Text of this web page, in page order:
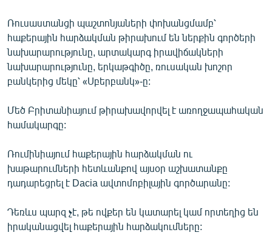
ՁԳՏԵԼՈՎ ԼԱՎԱԳՈՒՅՆԻՆ
ՓՈԴՔԱՍԹ
Հայերեն
English
Русский
ՀԵՏԵՎԵՔ ՄԵԶ
Ռուսաստանցի պաշտոնյաների փոխանցմամբ՝
հաքերային հարձակման թիրախում են ներքին գործերի
նախարարությունը, արտակարգ իրավիճակների
նախարարությունը, երկաթգիծը, ռուսական խոշոր
բանկերից մեկը՝ «Սբերբանկ»-ը:
Մեծ Բրիտանիայում թիրախավորվել է առողջապահական
համակարգը:
Ռումինիայում հաքերային հարձակման ու
խաթարումների հետևանքով այսօր աշխատանքը
դադարեցրել է Dacia ավտոմոբիլային գործարանը:
Դեռևս պարզ չէ, թե ովքեր են կատարել կամ որտեղից են
իրականացվել հաքերային հարձակումները: